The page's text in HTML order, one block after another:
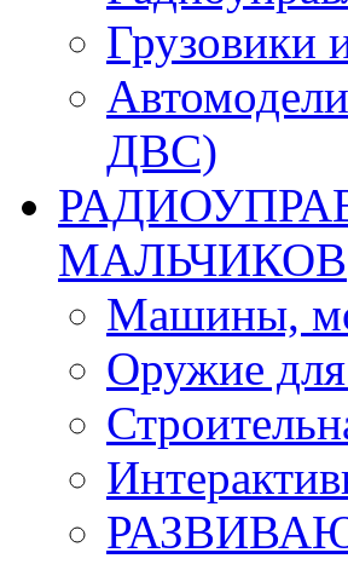
Грузовики
ДВС)
МАЛЬЧИКОВ
Машины,
Оружие